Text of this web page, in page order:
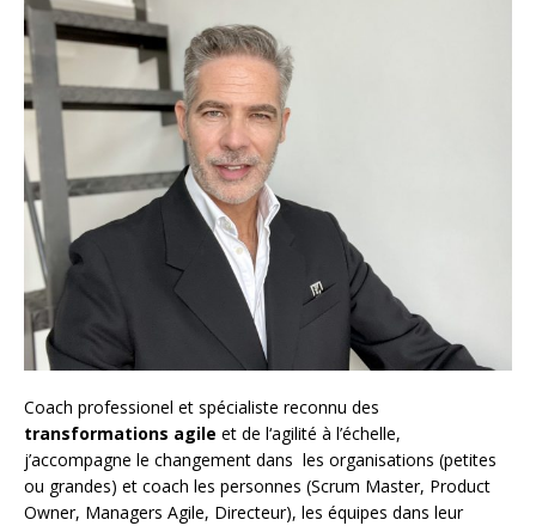
Coach professionel et spécialiste reconnu des
transformations agile et de l‘agilité à l’échelle,
j’accompagne le changement dans les organisations (petites
ou grandes) et coach les personnes (Scrum Master, Product
Owner, Managers Agile, Directeur), les équipes dans leur